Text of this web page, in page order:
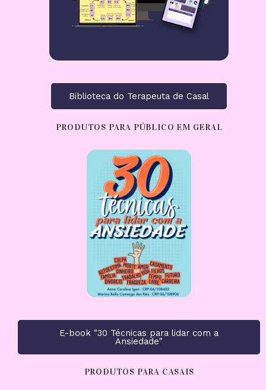
Biblioteca do Terapeuta de Casal
PRODUTOS PARA PÚBLICO EM GERAL
E-book "30 Técnicas para lidar com a
Ansiedade"
PRODUTOS PARA CASAIS